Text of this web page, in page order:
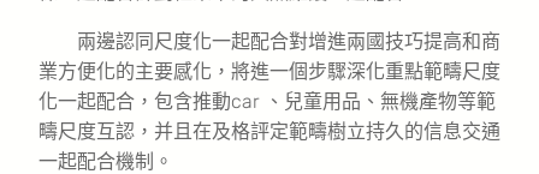
兩邊認同尺度化一起配合對增進兩國技巧提高和商
業方便化的主要感化，將進一個步驟深化重點範疇尺度
化一起配合，包含推動car 、兒童用品、無機產物等範
疇尺度互認，并且在及格評定範疇樹立持久的信息交通
一起配合機制。